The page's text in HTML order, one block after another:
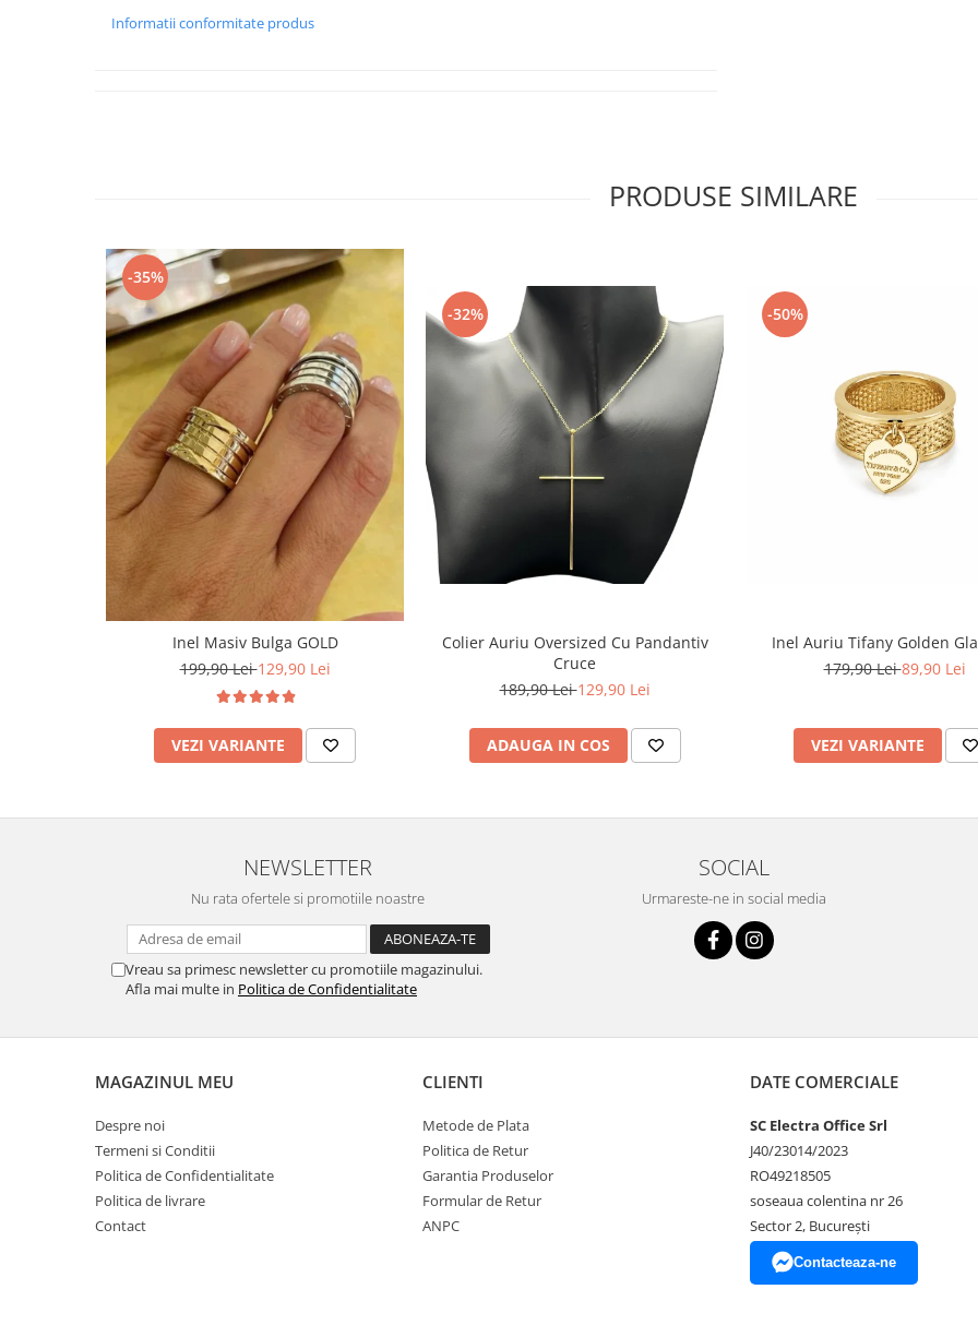
Informatii conformitate produs
PRODUSE SIMILARE
-35%
Inel Masiv Bulga GOLD
199,90 Lei129,90 Lei
VEZI VARIANTE
-32%
Colier Auriu Oversized Cu Pandantiv
Cruce
189,90 Lei129,90 Lei
ADAUGA IN COS
-50%
Inel Auriu Tifany Golden
179,90 Lei89,90 Lei
VEZI VARIANTE
NEWSLETTER
Nu rata ofertele si promotiile noastre
Vreau sa primesc newsletter cu promotiile magazinului.
Afla mai multe in Politica de Confidentialitate
SOCIAL
Urmareste-ne in social media
MAGAZINUL MEU
Despre noi
Termeni si Conditii
Politica de Confidentialitate
Politica de livrare
Contact
CLIENTI
Metode de Plata
Politica de Retur
Garantia Produselor
Formular de Retur
ANPC
DATE COMERCIALE
SC Electra Office Srl
J40/23014/2023
RO49218505
soseaua colentina nr 26
Sector 2, București
Contacteaza-ne